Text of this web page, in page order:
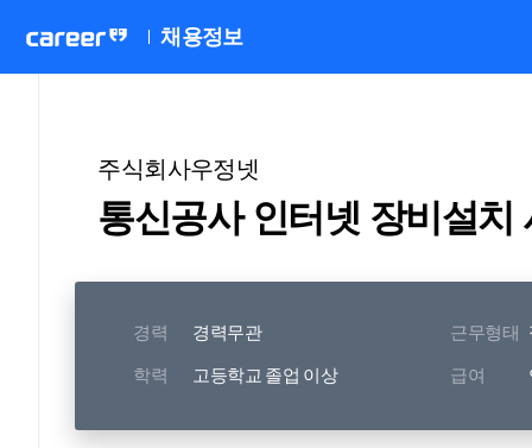
채용정보
주식회사우정넷
통신공사 인터넷 장비설치
경력 경력무관 근무형태
학력 고등학교 졸업 이상 급여